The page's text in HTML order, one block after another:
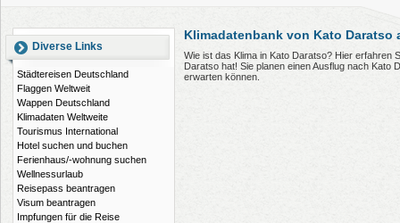
Diverse Links
Städtereisen Deutschland
Flaggen Weltweit
Wappen Deutschland
Klimadaten Weltweite
Tourismus International
Hotel suchen und buchen
Ferienhaus/-wohnung suchen
Wellnessurlaub
Reisepass beantragen
Visum beantragen
Impfungen für die Reise
Klimadatenbank von Kato Daratso
Wie ist das Klima in Kato Daratso? Hier erfahren
Daratso hat! Sie planen einen Ausflug nach Kato
erwarten können.